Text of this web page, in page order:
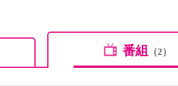
番組 （2）